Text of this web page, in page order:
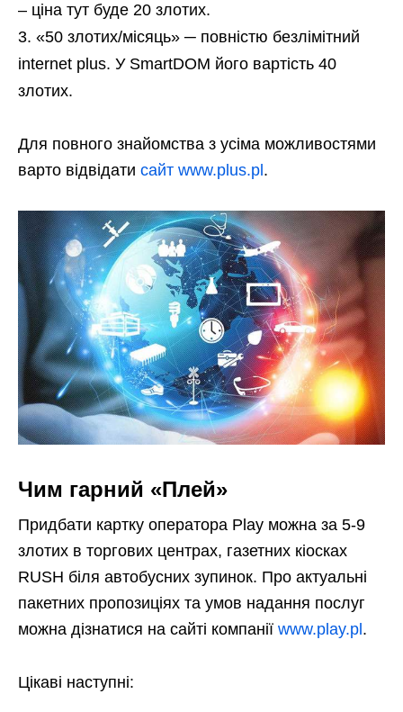
– ціна тут буде 20 злотих.
«50 злотих/місяць» ─ повністю безлімітний
internet plus. У SmartDOM його вартість 40
злотих.
Для повного знайомства з усіма можливостями
варто відвідати сайт www.plus.pl .
Чим гарний «Плей»
Придбати картку оператора Play можна за 5-9
злотих в торгових центрах, газетних кіосках
RUSH біля автобусних зупинок. Про актуальні
пакетних пропозиціях та умов надання послуг
можна дізнатися на сайті компанії www.play.pl.
Цікаві наступні: